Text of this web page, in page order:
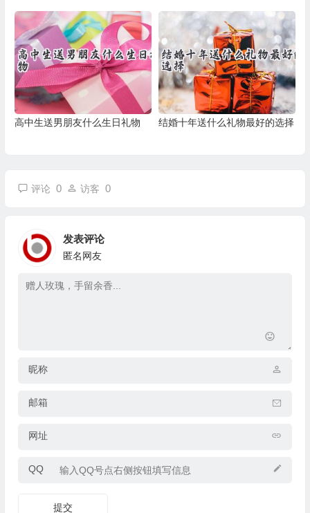
高中生送男朋友什么生日礼物 结婚十年送什么礼物最好的选择
评论 0 访客 0
发表评论
匿名网友
昵称
邮箱
网址
QQ